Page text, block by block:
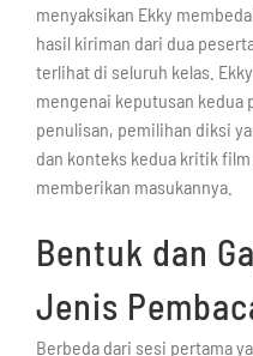
menyaksikan Ekky
hasil kiriman dari dua
terlihat di seluruh kelas.
mengenai keputusan kedua
penulisan, pemilihan diksi
dan konteks kedua kritik
memberikan masukannya.
Bentuk dan
Jenis
Berbeda dari sesi pertama